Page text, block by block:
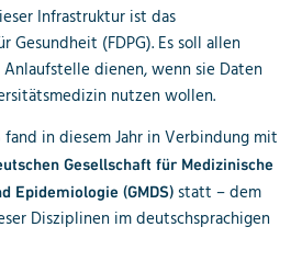
Infrastruktur ist das
Gesundheit (FDPG). Es soll allen
Anlaufstelle dienen, wenn sie Daten
nutzen wollen.
fand in diesem Jahr in Verbindung mit
Gesellschaft für Medizinische
Epidemiologie (GMDS) statt – dem
Disziplinen im deutschsprachigen